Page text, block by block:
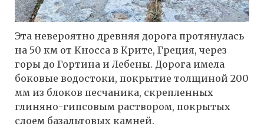
Эта невероятно древняя дорога протянулась
на 50 км от Кносса в Крите, Греция, через
горы до Гортина и Лебены. Дорога имела
боковые водостоки, покрытие толщиной 200
мм из блоков песчаника, скрепленных
глиняно-гипсовым раствором, покрытых
слоем базальтовых камней.